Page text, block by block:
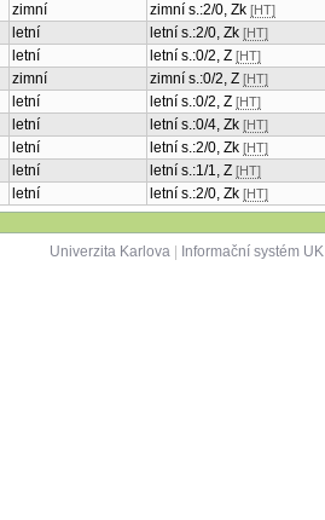
zimní zimní s.:2/0, Zk [HT]
letní letní s.:2/0, Zk [HT]
letní letní s.:0/2, Z [HT]
zimní zimní s.:0/2, Z [HT]
letní letní s.:0/2, Z [HT]
letní letní s.:0/4, Zk [HT]
letní letní s.:2/0, Zk [HT]
letní letní s.:1/1, Z [HT]
letní letní s.:2/0, Zk [HT]
Univerzita Karlova| Informační systém UK